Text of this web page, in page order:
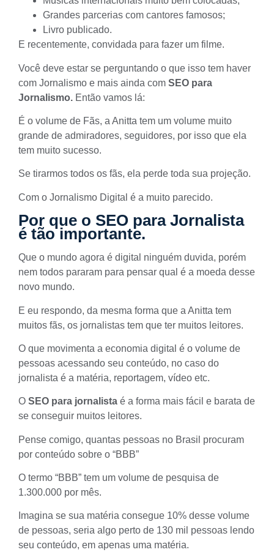
Grandes parcerias com cantores famosos;
Livro publicado.
E recentemente, convidada para fazer um filme.
Você deve estar se perguntando o que isso tem haver
com Jornalismo e mais ainda com SEO para
Jornalismo. Então vamos lá:
É o volume de Fãs, a Anitta tem um volume muito
grande de admiradores, seguidores, por isso que ela
tem muito sucesso.
Se tirarmos todos os fãs, ela perde toda sua projeção.
Com o Jornalismo Digital é a muito parecido.
Por que o SEO para Jornalista
é tão importante.
Que o mundo agora é digital ninguém duvida, porém
nem todos pararam para pensar qual é a moeda desse
novo mundo.
E eu respondo, da mesma forma que a Anitta tem
muitos fãs, os jornalistas tem que ter muitos leitores.
O que movimenta a economia digital é o volume de
pessoas acessando seu conteúdo, no caso do
jornalista é a matéria, reportagem, vídeo etc.
O SEO para jornalista é a forma mais fácil e barata de
se conseguir muitos leitores.
Pense comigo, quantas pessoas no Brasil procuram
por conteúdo sobre o “BBB”
O termo “BBB” tem um volume de pesquisa de
1.300.000 por mês.
Imagina se sua matéria consegue 10% desse volume
de pessoas, seria algo perto de 130 mil pessoas lendo
seu conteúdo, em apenas uma matéria.